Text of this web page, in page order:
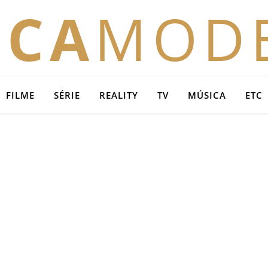
FILME SÉRIE REALITY TV MÚSICA ETC